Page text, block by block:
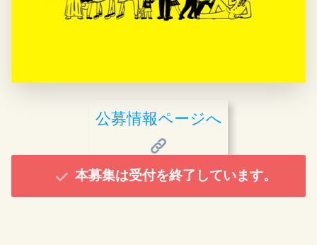
公募情報ページへ
本募集は受付を終了しています。